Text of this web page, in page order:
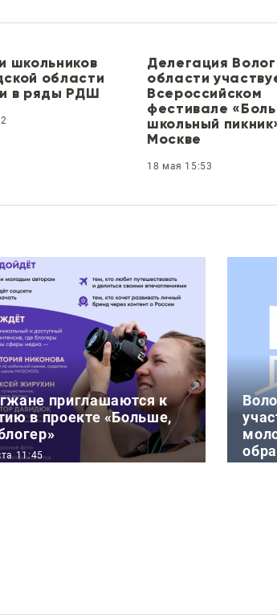
школьников
области
в ряды РДШ
Делегация
области
Всероссийском
фестивале
школьный
Москве
18 мая 15:53
приглашаются к
в проекте «Больше,
11:45
программы Росмолодёжи
чем путешествие» реализ